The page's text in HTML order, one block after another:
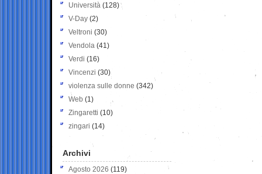
Università (128)
V-Day (2)
Veltroni (30)
Vendola (41)
Verdi (16)
Vincenzi (30)
violenza sulle donne (342)
Web (1)
Zingaretti (10)
zingari (14)
Archivi
Agosto 2026 (119)